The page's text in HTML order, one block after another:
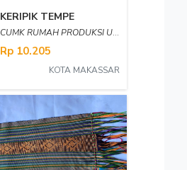
KERIPIK TEMPE
CUMK RUMAH PRODUKSI UNGU VIOLET
Rp 10.205
KOTA MAKASSAR